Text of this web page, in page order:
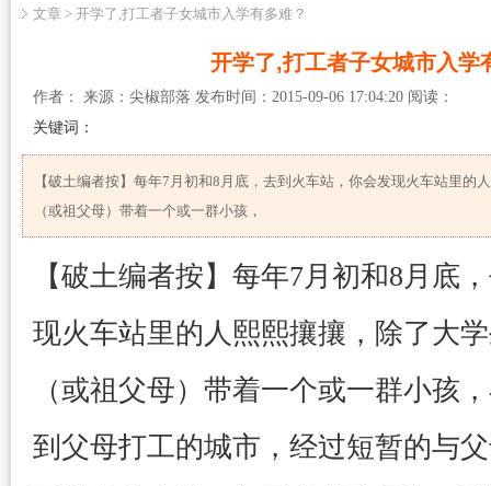
文章 > 开学了,打工者子女城市入学有多难？
开学了,打工者子女城市入学
作者： 来源：尖椒部落 发布时间：2015-09-06 17:04:20 阅读：
关键词：
【破土编者按】每年7月初和8月底，去到火车站，你会发现火车站里的
（或祖父母）带着一个或一群小孩，
【破土编者按】每年7月初和8月底
现火车站里的人熙熙攘攘，除了大
（或祖父母）带着一个或一群小孩
到父母打工的城市，经过短暂的与